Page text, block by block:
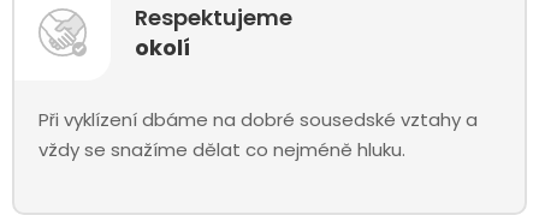
Respektujeme
okolí
Při vyklízení dbáme na dobré sousedské vztahy a
vždy se snažíme dělat co nejméně hluku.